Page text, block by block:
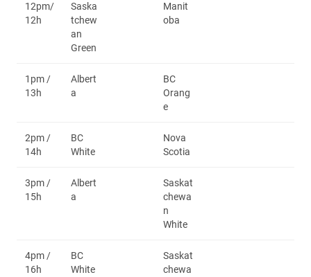
12pm/
12h
Saska
tchew
an
Green
Manit
oba
1pm /
13h
Albert
a
BC
Orang
e
2pm /
14h
BC
White
Nova
Scotia
3pm /
15h
Albert
a
Saskat
chewa
n
White
4pm /
16h
BC
White
Saskat
chewa